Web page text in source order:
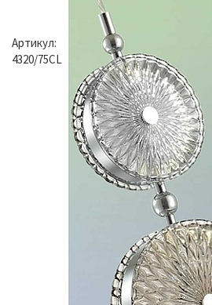
Артикул:
4320/75CL